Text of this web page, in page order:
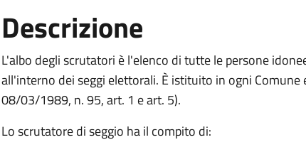
Descrizione
L'albo degli scrutatori è l'elenco di tutte le persone
all'interno dei seggi elettorali. È istituito in ogni
08/03/1989, n. 95, art. 1 e art. 5).
Lo scrutatore di seggio ha il compito di: